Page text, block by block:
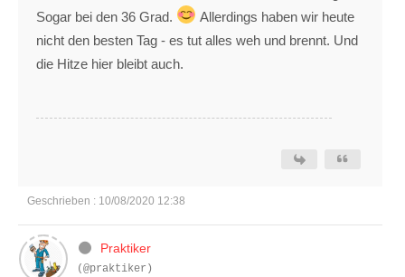
Sogar bei den 36 Grad.
Allerdings haben wir heute
nicht den besten Tag - es tut alles weh und brennt. Und
die Hitze hier bleibt auch.
Geschrieben : 10/08/2020 12:38
Praktiker
(@praktiker)